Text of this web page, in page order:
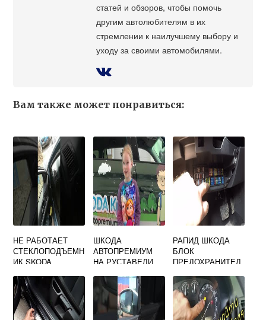
статей и обзоров, чтобы помочь
другим автолюбителям в их
стремлении к наилучшему выбору и
уходу за своими автомобилями.
Вам также может понравиться:
НЕ РАБОТАЕТ
СТЕКЛОПОДЪЕМН
ИК SKODA
ВОДИТЕЛЬСКОЙ
СТОРОНЫ
ШКОДА
АВТОПРЕМИУМ
НА РУСТАВЕЛИ
РАПИД ШКОДА
БЛОК
ПРЕДОХРАНИТЕЛ